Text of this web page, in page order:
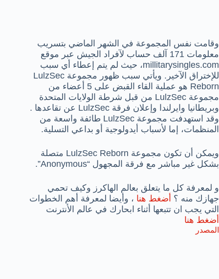
وقامت نفس المجموعة في الشهر الماضي بتسريب
معلومات 171 آلف حساب لآفراد الجيش عبر موقع
millitarysingles.com، حيث لم يتم إعطاء أي سبب
للإختراق الآخير. ويأتي سبب ظهور مجموعة LulzSec
Reborn هو عملية القاء القبض على 5 أعضاء من
مجموعة LulzSec من قبل شرطة الولايات المتحدة
وبريطانيا وايرلندا وإعلان فرقة LulzSec عن تقاعدها .
وقد استهدفت مجموعة LulzSec طائفة واسعة من
المنظمات، إما لأسباب أيدولوجية أو بداعي التسلية.
ويمكن أن تكون مجموعة LulzSec Reborn متصلة
بشكل غير مباشر مع فرقة المجهول “Anonymous”.
و لمعرفة كل ما يتعلق بعالم الهاكرز وكيف تحمي
جهازك منه ؟ أضغط هنا ، وأيضا لمعرفة أهم الخطوات
التي يجب ان تتبعها أثناء ابحارك في عالم الأنترنت
أضغط هنا
المصدر